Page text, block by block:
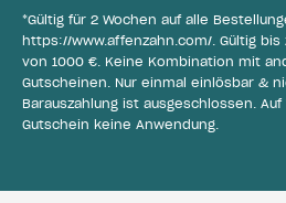
*Gültig für 2 Wochen auf alle
https://www.affenzahn.com/. Gültig
von 1000 €. Keine Kombination mit
Gutscheinen. Nur einmal einlösbar &
Barauszahlung ist ausgeschlossen.
Gutschein keine Anwendung.